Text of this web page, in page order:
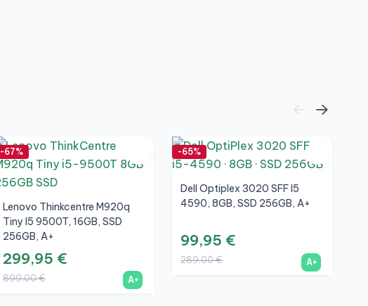
-67%
Lenovo Thinkcentre M920q
Tiny I5 9500T, 16GB, SSD
256GB, A+
299,95 €
899,00 € A+
-65%
Dell Optiplex 3020 SFF I5
4590, 8GB, SSD 256GB, A+
99,95 €
289,00 € A+